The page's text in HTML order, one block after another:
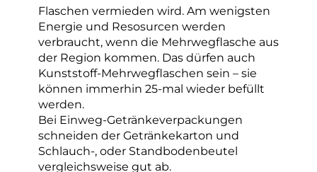
Flaschen vermieden wird. Am wenigsten
Energie und Resosurcen werden
verbraucht, wenn die Mehrwegflasche aus
der Region kommen. Das dürfen auch
Kunststoff-Mehrwegflaschen sein – sie
können immerhin 25-mal wieder befüllt
werden.
Bei Einweg-Getränkeverpackungen
schneiden der Getränkekarton und
Schlauch-, oder Standbodenbeutel
vergleichsweise gut ab.